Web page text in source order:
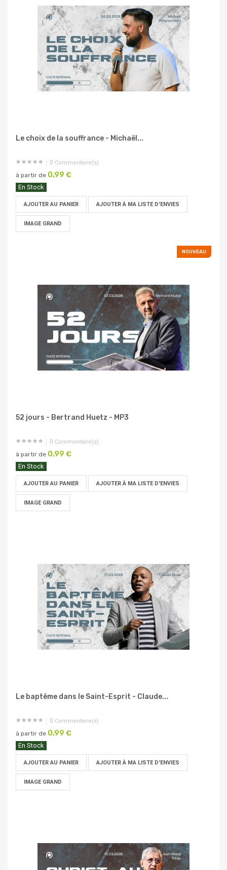
Le choix de la souffrance - Michaël...
0 Commentaire(s)
à partir de 0,99 €
En Stock
AJOUTER AU PANIER AJOUTER À MA LISTE D'ENVIES
IMAGE GRAND
NOUVEAU
52 jours - Bertrand Huetz - MP3
0 Commentaire(s)
à partir de 0,99 €
En Stock
AJOUTER AU PANIER AJOUTER À MA LISTE D'ENVIES
IMAGE GRAND
Le baptême dans le Saint-Esprit - Claude...
0 Commentaire(s)
à partir de 0,99 €
En Stock
AJOUTER AU PANIER AJOUTER À MA LISTE D'ENVIES
IMAGE GRAND